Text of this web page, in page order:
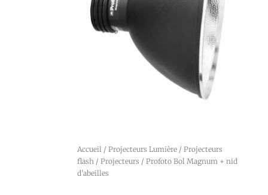
Accueil / Projecteurs Lumière / Projecteurs
flash / Projecteurs / Profoto Bol Magnum + nid
d’abeilles